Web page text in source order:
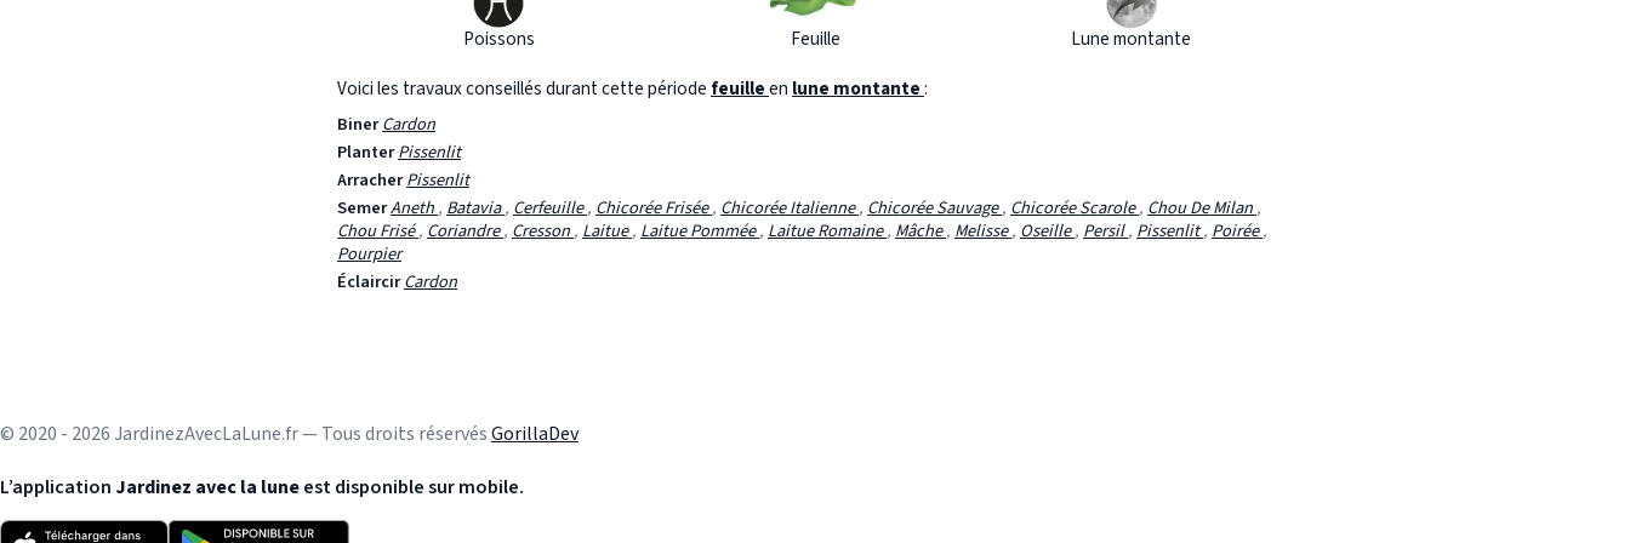
Poissons Feuille
Lune montante
Voici les travaux conseillés durant cette période feuilleen lune montante:
BinerCardon
PlanterPissenlit
ArracherPissenlit
SemerAneth,Batavia,Cerfeuille,Chicorée Frisée,Chicorée Italienne,Chicorée Sauvage,Chicorée Scarole,Chou De Milan,
Chou Frisé,Coriandre,Cresson,Laitue,Laitue Pommée,Laitue Romaine,Mâche,Melisse,Oseille,Persil,Pissenlit,Poirée,
Pourpier
ÉclaircirCardon
© 2020 - 2026 JardinezAvecLaLune.fr — Tous droits réservésGorillaDev
L’application Jardinez avec la luneest disponible sur mobile.